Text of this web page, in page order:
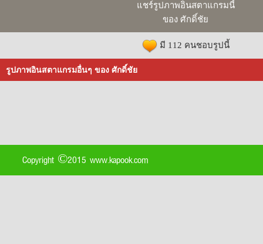
แชร์รูปภาพอินสตาแกรมนี้
ของ ศักดิ์ชัย
มี 112 คนชอบรูปนี้
รูปภาพอินสตาแกรมอื่นๆ ของ ศักดิ์ชัย
Copyright ©2015 www.kapook.com